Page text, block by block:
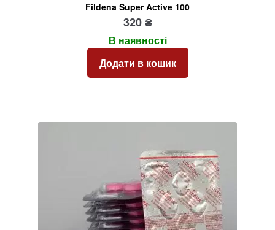
Fildena Super Active 100
320₴
В наявності
Додати в кошик